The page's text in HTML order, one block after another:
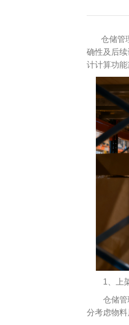
智能
工
汽车
装
机械
装配
仓储管
确性及后
计计算功
1、上
仓储
分考虑物料